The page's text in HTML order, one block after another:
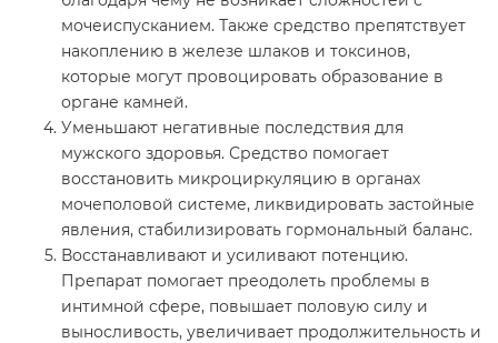
мочеиспусканием. Также средство препятствует
накоплению в железе шлаков и токсинов,
которые могут провоцировать образование в
органе камней.
Уменьшают негативные последствия для
мужского здоровья. Средство помогает
восстановить микроциркуляцию в органах
мочеполовой системе, ликвидировать застойные
явления, стабилизировать гормональный баланс.
Восстанавливают и усиливают потенцию.
Препарат помогает преодолеть проблемы в
интимной сфере, повышает половую силу и
выносливость, увеличивает продолжительность и